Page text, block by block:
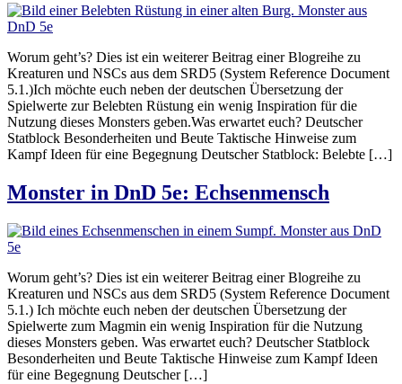
Worum geht’s? Dies ist ein weiterer Beitrag einer Blogreihe zu
Kreaturen und NSCs aus dem SRD5 (System Reference Document
5.1.)Ich möchte euch neben der deutschen Übersetzung der
Spielwerte zur Belebten Rüstung ein wenig Inspiration für die
Nutzung dieses Monsters geben.Was erwartet euch? Deutscher
Statblock Besonderheiten und Beute Taktische Hinweise zum
Kampf Ideen für eine Begegnung Deutscher Statblock: Belebte […]
Monster in DnD 5e: Echsenmensch
Worum geht’s? Dies ist ein weiterer Beitrag einer Blogreihe zu
Kreaturen und NSCs aus dem SRD5 (System Reference Document
5.1.) Ich möchte euch neben der deutschen Übersetzung der
Spielwerte zum Magmin ein wenig Inspiration für die Nutzung
dieses Monsters geben. Was erwartet euch? Deutscher Statblock
Besonderheiten und Beute Taktische Hinweise zum Kampf Ideen
für eine Begegnung Deutscher […]